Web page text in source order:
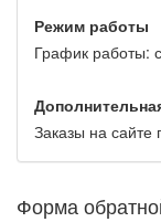
Режим работы
График работы:
Заказы на
Форма